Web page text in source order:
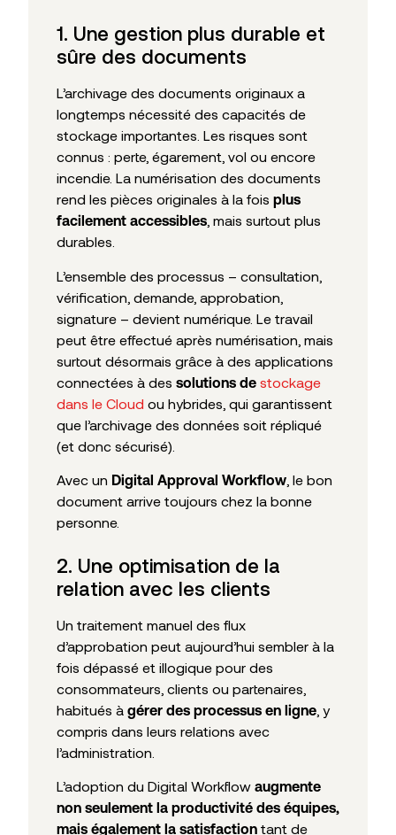
1. Une gestion plus durable et
sûre des documents
L’archivage des documents originaux a
longtemps nécessité des capacités de
stockage importantes. Les risques sont
connus : perte, égarement, vol ou encore
incendie. La numérisation des documents
rend les pièces originales à la fois plus
facilement accessibles , mais surtout plus
durables.
L’ensemble des processus – consultation,
vérification, demande, approbation,
signature – devient numérique. Le travail
peut être effectué après numérisation, mais
surtout désormais grâce à des applications
connectées à des solutions de stockage
dans le Cloud ou hybrides, qui garantissent
que l’archivage des données soit répliqué
(et donc sécurisé).
Avec un Digital Approval Workflow , le bon
document arrive toujours chez la bonne
personne.
2. Une optimisation de la
relation avec les clients
Un traitement manuel des flux
d’approbation peut aujourd’hui sembler à la
fois dépassé et illogique pour des
consommateurs, clients ou partenaires,
habitués à gérer des processus en ligne , y
compris dans leurs relations avec
l’administration.
L’adoption du Digital Workflow augmente
non seulement la productivité des équipes,
mais également la satisfaction tant de